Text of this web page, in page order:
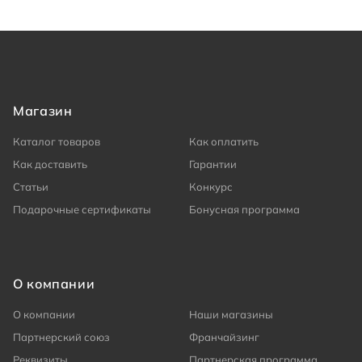
Магазин
Каталог товаров
Как оплатить
Как доставить
Гарантии
Статьи
Конкурс
Подарочные сертификаты
Бонусная программа
О компании
О компании
Наши магазины
Партнерский союз
Франчайзинг